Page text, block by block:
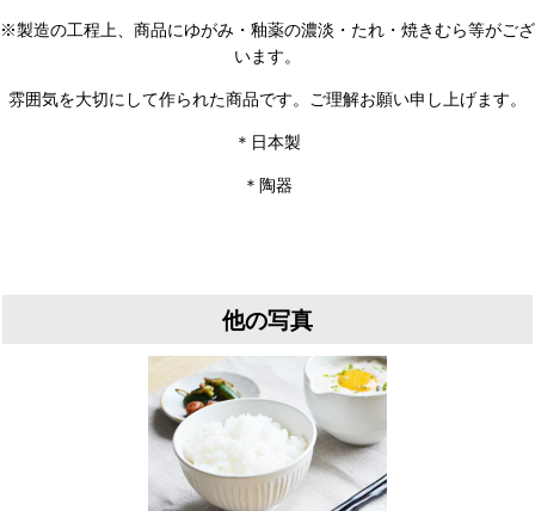
※製造の工程上、商品にゆがみ・釉薬の濃淡・たれ・焼きむら等がござ
います。
雰囲気を大切にして作られた商品です。ご理解お願い申し上げます。
＊日本製
＊陶器
他の写真